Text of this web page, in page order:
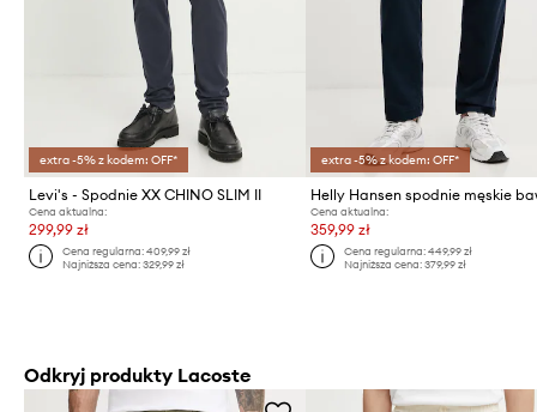
extra -5% z kodem: OFF*
Levi's - Spodnie XX CHINO SLIM II
Cena aktualna:
299,99 zł
Cena regularna:409,99 zł
Najniższa cena:329,99 zł
extra -5% z kodem: OFF*
Cena aktualna:
359,99 zł
Cena regularna: 449,99 zł
Najniższa cena: 379,99 zł
Odkryj produkty Lacoste